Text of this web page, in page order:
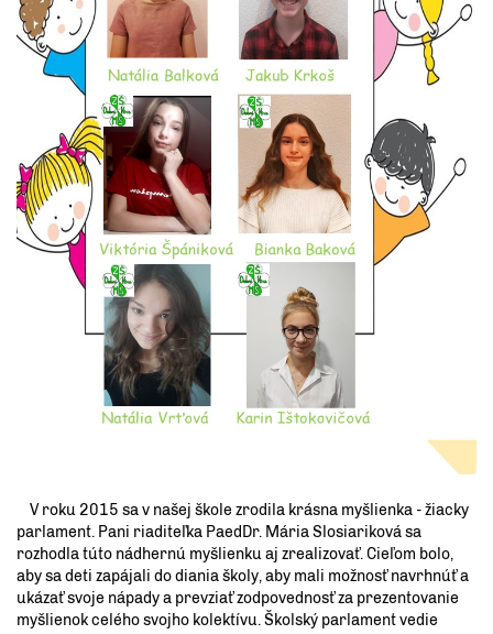
V roku 2015 sa v našej škole zrodila krásna myšlienka - žiacky
parlament. Pani riaditeľka PaedDr. Mária Slosiariková sa
rozhodla túto nádhernú myšlienku aj zrealizovať. Cieľom bolo,
aby sa deti zapájali do diania školy, aby mali možnosť navrhnúť a
ukázať svoje nápady a prevziať zodpovednosť za prezentovanie
myšlienok celého svojho kolektívu. Školský parlament vedie